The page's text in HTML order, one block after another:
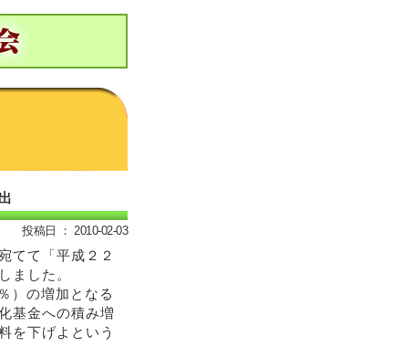
投稿日 ： 2010-02-03
てて「平成２２
ました。
）の増加となる
基金への積み増
を下げよという